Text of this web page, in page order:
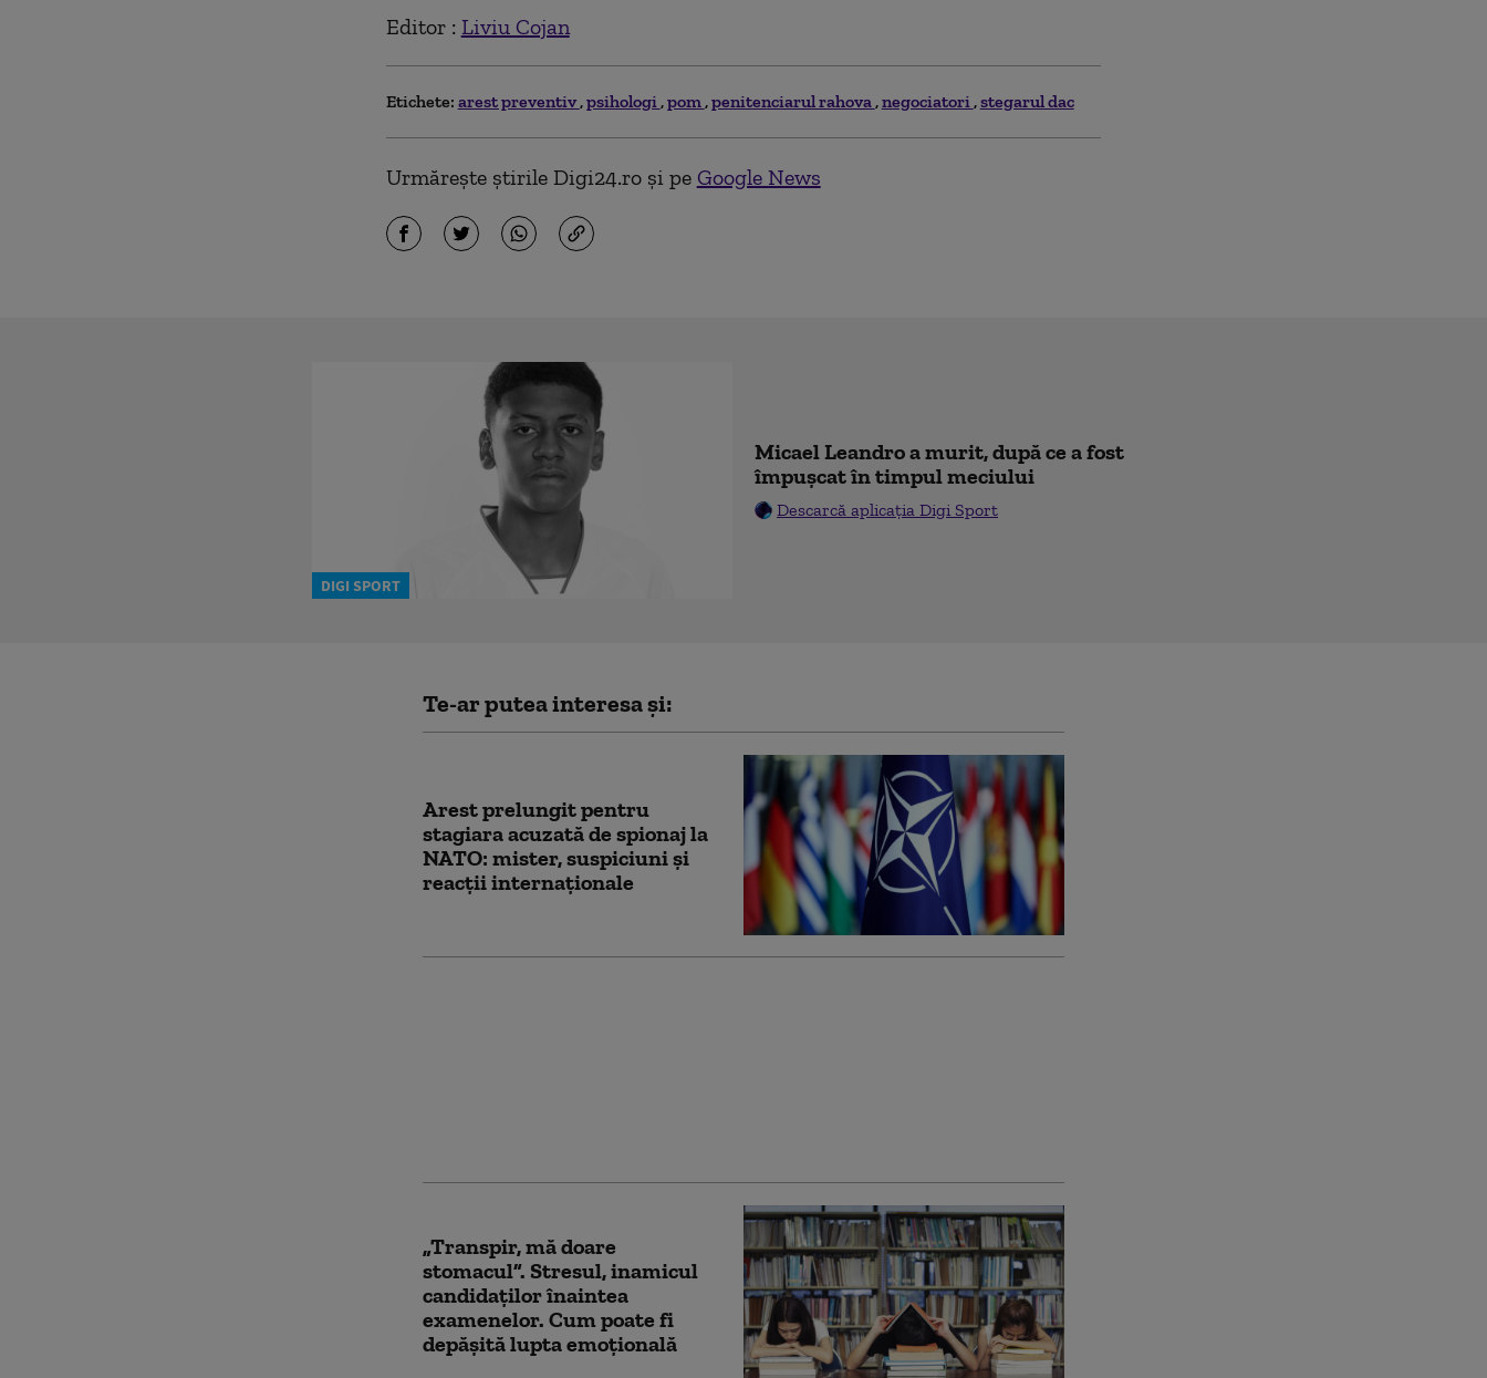
Editor : Liviu Cojan
Etichete: arest preventiv psihologi pom penitenciarul rahova negociatori stegarul dac
Urmărește știrile Digi24.ro și pe Google News
DIGI SPORT
Micael Leandro a murit, după ce a fost
împușcat în timpul meciului
Descarcă aplicația Digi Sport
Te-ar putea interesa și:
Arest prelungit pentru
stagiara acuzată de spionaj la
NATO: mister, suspiciuni și
reacții internaționale
„Transpir, mă doare
stomacul”. Stresul, inamicul
candidaților înaintea
examenelor. Cum poate fi
depășită lupta emoțională